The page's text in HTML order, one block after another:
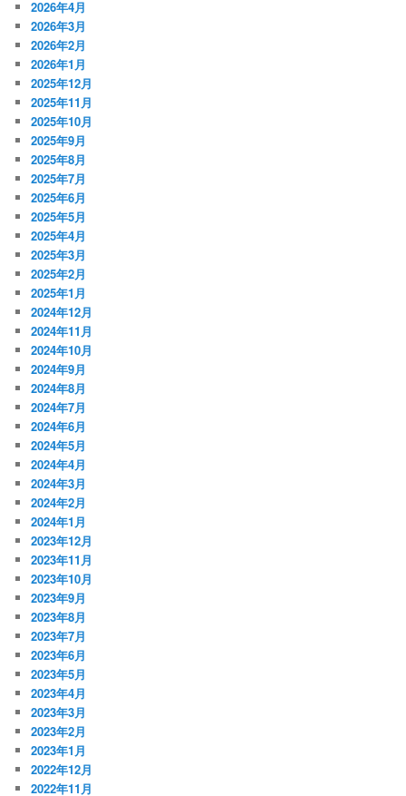
2026年4月
2026年3月
2026年2月
2026年1月
2025年12月
2025年11月
2025年10月
2025年9月
2025年8月
2025年7月
2025年6月
2025年5月
2025年4月
2025年3月
2025年2月
2025年1月
2024年12月
2024年11月
2024年10月
2024年9月
2024年8月
2024年7月
2024年6月
2024年5月
2024年4月
2024年3月
2024年2月
2024年1月
2023年12月
2023年11月
2023年10月
2023年9月
2023年8月
2023年7月
2023年6月
2023年5月
2023年4月
2023年3月
2023年2月
2023年1月
2022年12月
2022年11月